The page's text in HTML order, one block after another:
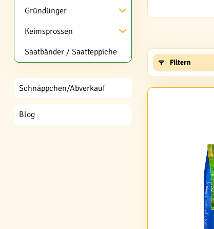
Gründünger
Keimsprossen
Saatbänder / Saatteppiche
Schnäppchen/Abverkauf
Blog
Filtern